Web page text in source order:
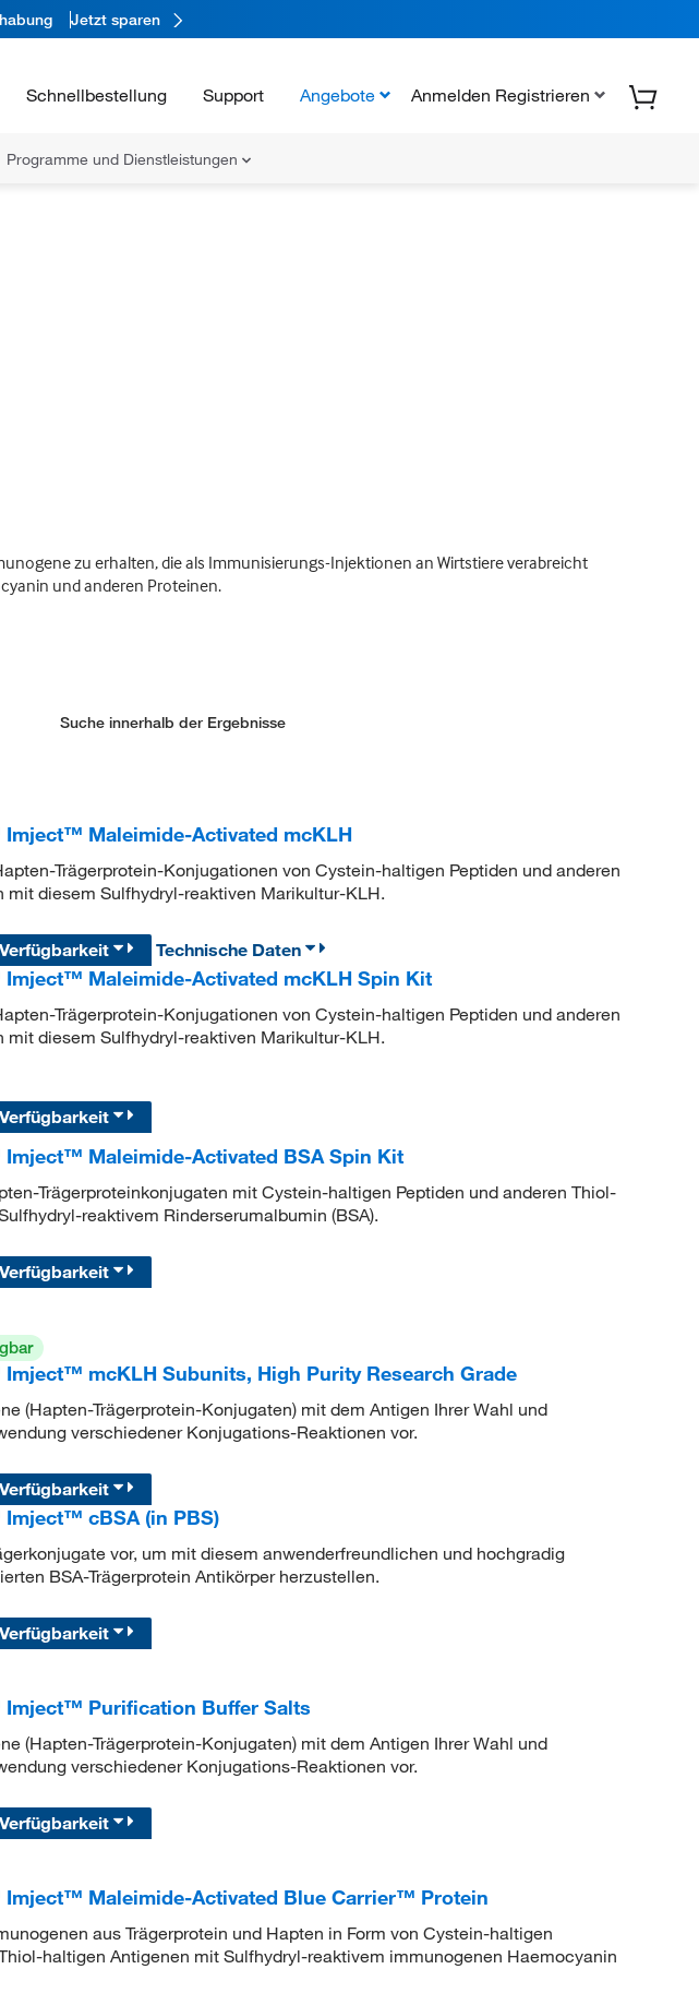
Jetzt sparen
Schnellbestellung Support Angebote Anmelden Registrieren
Programme und Dienstleistungen
zu erhalten, die als Immunisierungs-Injektionen an Wirtstiere verabreicht
und anderen Proteinen.
Suche innerhalb der Ergebnisse
Maleimide-Activated mcKLH
Trägerprotein-Konjugationen von Cystein-haltigen Peptiden und anderen
diesem Sulfhydryl-reaktiven Marikultur-KLH.
Technische Daten
Maleimide-Activated mcKLH Spin Kit
Trägerprotein-Konjugationen von Cystein-haltigen Peptiden und anderen
diesem Sulfhydryl-reaktiven Marikultur-KLH.
Maleimide-Activated BSA Spin Kit
Trägerproteinkonjugaten mit Cystein-haltigen Peptiden und anderen Thiol-
reaktivem Rinderserumalbumin (BSA).
mcKLH Subunits, High Purity Research Grade
(Hapten-Trägerprotein-Konjugaten) mit dem Antigen Ihrer Wahl und
verschiedener Konjugations-Reaktionen vor.
cBSA (in PBS)
vor, um mit diesem anwenderfreundlichen und hochgradig
BSA-Trägerprotein Antikörper herzustellen.
Purification Buffer Salts
(Hapten-Trägerprotein-Konjugaten) mit dem Antigen Ihrer Wahl und
verschiedener Konjugations-Reaktionen vor.
Maleimide-Activated Blue Carrier™ Protein
aus Trägerprotein und Hapten in Form von Cystein-haltigen
haltigen Antigenen mit Sulfhydryl-reaktivem immunogenen Haemocyanin